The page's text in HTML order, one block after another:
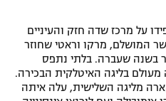
על מרכז שדה חזק והעיניים
המושלם, מרקו וראטי שחוזר
בשנה שעברה. בלתי נתפס
בליגה האיטלקית הבכירה.
פסקארה מליגה השלישית, עלה איתה